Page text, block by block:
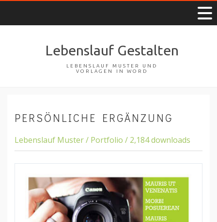
Lebenslauf Gestalten
LEBENSLAUF MUSTER UND
VORLAGEN IN WORD
PERSÖNLICHE ERGÄNZUNG
Lebenslauf Muster / Portfolio / 2,184 downloads